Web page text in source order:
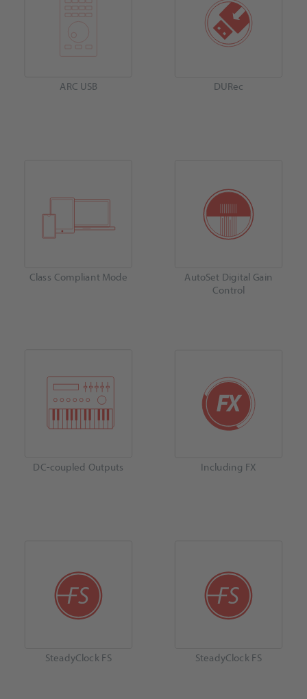
ARC USB DURec
Class Compliant Mode
AutoSet Digital Gain
Control
DC-coupled Outputs Including FX
SteadyClock FS SteadyClock FS